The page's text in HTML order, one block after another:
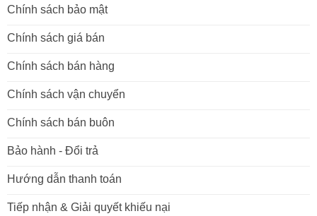
Chính sách bảo mật
Chính sách giá bán
Chính sách bán hàng
Chính sách vận chuyển
Chính sách bán buôn
Bảo hành - Đổi trả
Hướng dẫn thanh toán
Tiếp nhận & Giải quyết khiếu nại